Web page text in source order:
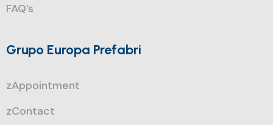
FAQ’s
Grupo Europa Prefabri
zAppointment
zContact